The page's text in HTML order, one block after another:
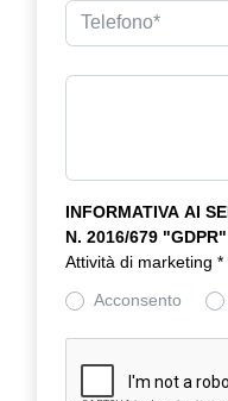
INFORMATIVA AI
N. 2016/679 "GDPR"
Attività di marketing *
Acconsento